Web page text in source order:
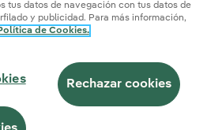
legal y Política de cookies
de la informaciónAccesibilidad
Transparencia IAIberdrola.com
Iberdrola Clientes S.A.U.
tus datos de navegación con tus datos de
y publicidad. Para más información,
de Cookies.
Rechazar cookies